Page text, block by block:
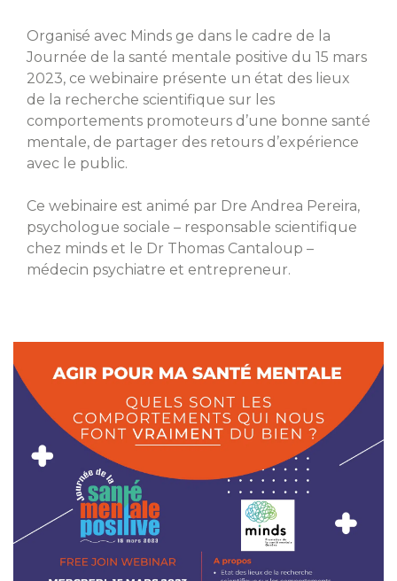
Organisé avec Minds ge dans le cadre de la
Journée de la santé mentale positive du 15 mars
2023, ce webinaire présente un état des lieux
de la recherche scientifique sur les
comportements promoteurs d’une bonne santé
mentale, de partager des retours d’expérience
avec le public.
Ce webinaire est animé par Dre Andrea Pereira,
psychologue sociale – responsable scientifique
chez minds et le Dr Thomas Cantaloup –
médecin psychiatre et entrepreneur.